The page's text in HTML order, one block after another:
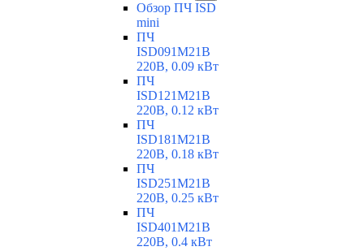
Обзор ПЧ ISD
mini
ПЧ
ISD091M21B
220В, 0.09 кВт
ПЧ
ISD121M21B
220В, 0.12 кВт
ПЧ
ISD181M21B
220В, 0.18 кВт
ПЧ
ISD251M21B
220В, 0.25 кВт
ПЧ
ISD401M21B
220В, 0.4 кВт